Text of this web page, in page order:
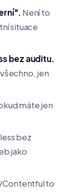
Není to
situace
bez auditu.
jen
máte jen
bez
jako
Contentful to